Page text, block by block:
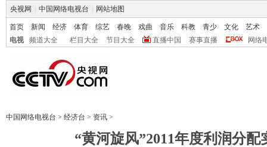
央视网 中国网络电视台 网站地图
首页 新闻 经济 体育 综艺 春晚 戏曲 音乐 科教 青少 文化
艺术
电视
频道大全 栏目大全 节目大全 直播中国 赛事直播 网络
中国网络电视台 > 经济台 > 资讯 >
“黄河旋风”2011年度利润分配